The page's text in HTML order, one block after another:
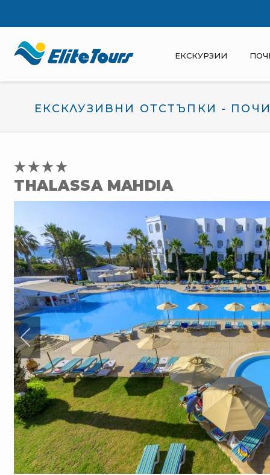
ЕКСКУРЗИИ
ЕКСКЛУЗИВНИ ОТСТЪПКИ -
THALASSA MAHDIA